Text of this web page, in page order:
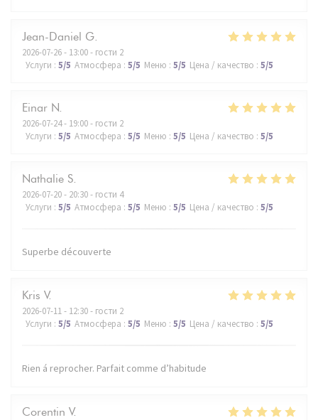
Jean-Daniel G
2026-07-26- 13:00 - гости 2
Услуги : 5/5 Атмосфера : 5/5 Меню : 5/5 Цена / качество : 5/5
Einar N
2026-07-24- 19:00 - гости 2
Услуги : 5/5 Атмосфера : 5/5 Меню : 5/5 Цена / качество : 5/5
Nathalie S
2026-07-20- 20:30 - гости 4
Услуги : 5/5 Атмосфера : 5/5 Меню : 5/5 Цена / качество : 5/5
Superbe découverte
Kris V
2026-07-11- 12:30 - гости 2
Услуги : 5/5 Атмосфера : 5/5 Меню : 5/5 Цена / качество : 5/5
Rien á reprocher. Parfait comme d’habitude
Corentin V